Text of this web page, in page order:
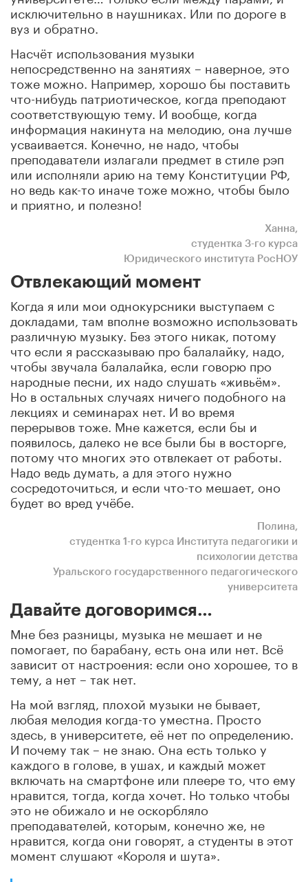
исключительно в наушниках. Или по дороге в
вуз и обратно.
Насчёт использования музыки
непосредственно на занятиях – наверное, это
тоже можно. Например, хорошо бы поставить
что-нибудь патриотическое, когда преподают
соответствующую тему. И вообще, когда
информация накинута на мелодию, она лучше
усваивается. Конечно, не надо, чтобы
преподаватели излагали предмет в стиле рэп
или исполняли арию на тему Конституции РФ,
но ведь как-то иначе тоже можно, чтобы было
и приятно, и полезно!
Ханна,
студентка 3-го курса
Юридического института РосНОУ
Отвлекающий момент
Когда я или мои однокурсники выступаем с
докладами, там вполне возможно использовать
различную музыку. Без этого никак, потому
что если я рассказываю про балалайку, надо,
чтобы звучала балалайка, если говорю про
народные песни, их надо слушать «живьём».
Но в остальных случаях ничего подобного на
лекциях и семинарах нет. И во время
перерывов тоже. Мне кажется, если бы и
появилось, далеко не все были бы в восторге,
потому что многих это отвлекает от работы.
Надо ведь думать, а для этого нужно
сосредоточиться, и если что-то мешает, оно
будет во вред учёбе.
Полина,
студентка 1-го курса Института педагогики и
психологии детства
Уральского государственного педагогического
университета
Давайте договоримся…
Мне без разницы, музыка не мешает и не
помогает, по барабану, есть она или нет. Всё
зависит от настроения: если оно хорошее, то в
тему, а нет – так нет.
На мой взгляд, плохой музыки не бывает,
любая мелодия когда-то уместна. Просто
здесь, в университете, её нет по определению.
И почему так – не знаю. Она есть только у
каждого в голове, в ушах, и каждый может
включать на смартфоне или плеере то, что ему
нравится, тогда, когда хочет. Но только чтобы
это не обижало и не оскорбляло
преподавателей, которым, конечно же, не
нравится, когда они говорят, а студенты в этот
момент слушают «Короля и шута».